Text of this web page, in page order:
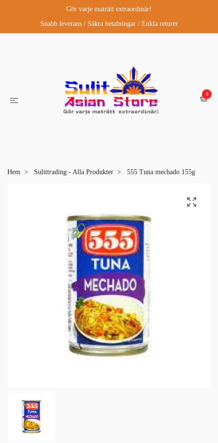
Gör varje maträtt extraordinär!
Snabb leverans / Säkra betalningar / Enkla returer
0
Hem Sulittrading - Alla Produkter 555 Tuna mechado 155g